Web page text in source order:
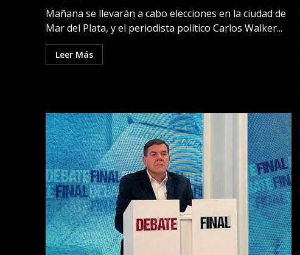
Mañana se llevarán a cabo elecciones en la ciudad de
Mar del Plata, y el periodista político Carlos Walker...
Leer Más